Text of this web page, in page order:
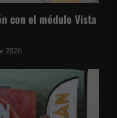
con el módulo Vista
2026